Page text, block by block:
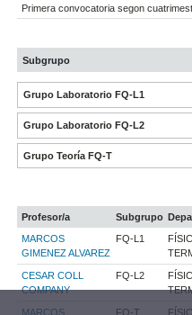
Primera convocatoria segon
Subgrupo
Grupo Laboratorio FQ-L1
Grupo Laboratorio FQ-L2
Grupo Teoría FQ-T
Profesor/a Subgrupo
MARCOS
GIMENEZ ALVAREZ
FQ-L1
CESAR COLL
COMPANY
FQ-L2
MARCOS FQ-T